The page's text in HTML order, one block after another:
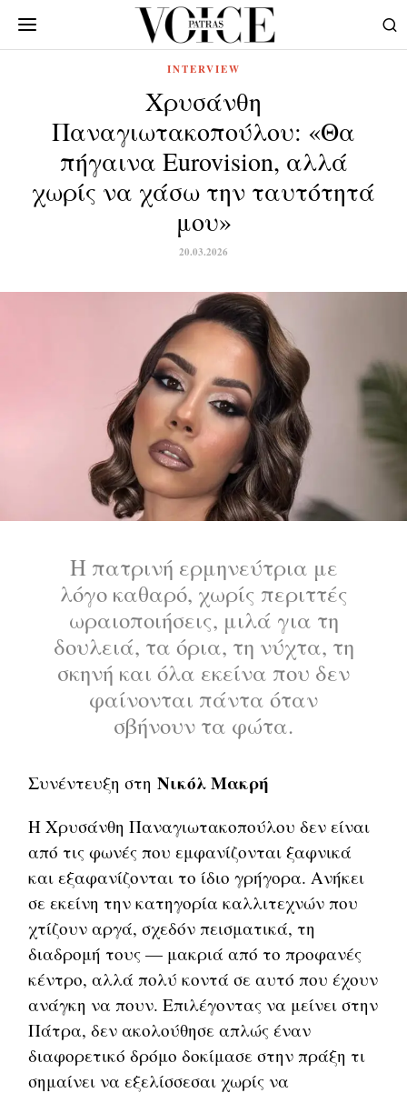
INTERVIEW
Χρυσάνθη
Παναγιωτακοπούλου: «Θα
πήγαινα Eurovision, αλλά
χωρίς να χάσω την ταυτότητά
μου»
20.03.2026
Η πατρινή ερμηνεύτρια με
λόγο καθαρό, χωρίς περιττές
ωραιοποιήσεις, μιλά για τη
δουλειά, τα όρια, τη νύχτα, τη
σκηνή και όλα εκείνα που δεν
φαίνονται πάντα όταν
σβήνουν τα φώτα.
Συνέντευξη στηΝικόλ Μακρή
Η Χρυσάνθη Παναγιωτακοπούλου δεν είναι
από τις φωνές που εμφανίζονται ξαφνικά
και εξαφανίζονται το ίδιο γρήγορα. Ανήκει
σε εκείνη την κατηγορία καλλιτεχνών που
χτίζουν αργά, σχεδόν πεισματικά, τη
διαδρομή τους — μακριά από το προφανές
κέντρο, αλλά πολύ κοντά σε αυτό που έχουν
ανάγκη να πουν. Επιλέγοντας να μείνει στην
Πάτρα, δεν ακολούθησε απλώς έναν
διαφορετικό δρόμο δοκίμασε στην πράξη τι
σημαίνει να εξελίσσεσαι χωρίς να